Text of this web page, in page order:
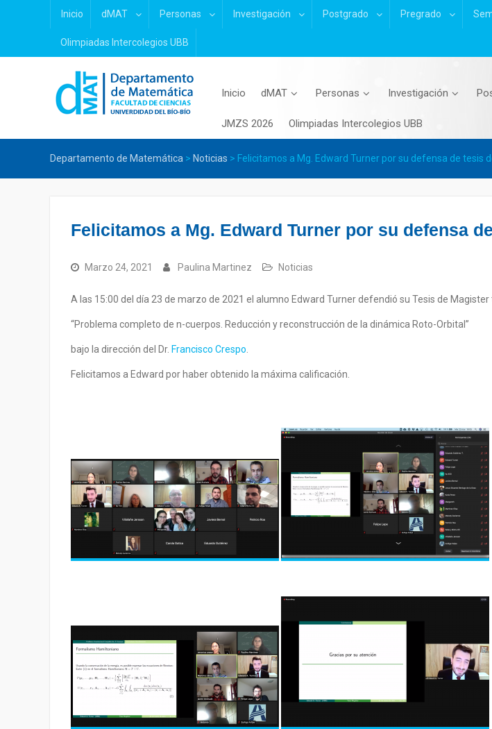
Inicio dMAT Personas Investigación Postgrado Pregrado
Olimpiadas Intercolegios UBB
Inicio dMAT Personas Investigación
JMZS 2026 Olimpiadas Intercolegios UBB
Departamento de Matemática > Noticias > Felicitamos a Mg. Edward Turner por su defensa de tesis
Felicitamos a Mg. Edward Turner por su defensa
Marzo 24, 2021 Paulina Martinez Noticias
A las 15:00 del día 23 de marzo de 2021 el alumno Edward Turner defendió su Tesis de Magister
“Problema completo de n-cuerpos. Reducción y reconstrucción de la dinámica Roto-Orbital”
bajo la dirección del Dr. Francisco Crespo
Felicitamos a Edward por haber obtenido la máxima calificación.